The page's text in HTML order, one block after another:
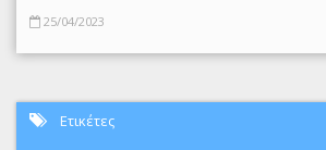
25/04/2023
Ετικέτες